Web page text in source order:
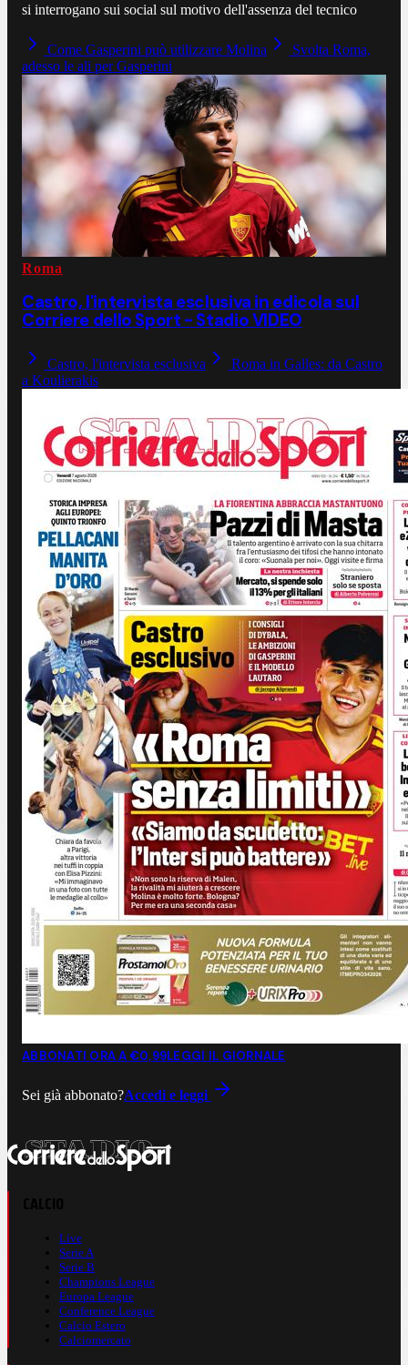
si interrogano sui social sul motivo dell'assenza del tecnico
Come Gasperini può utilizzare Molina
Svolta Roma,
adesso le ali per Gasperini
Roma
Castro, l'intervista esclusiva in edicola sul
Corriere dello Sport - Stadio VIDEO
Castro, l'intervista esclusiva
Roma in Galles: da Castro
a Koulierakis
ABBONATI ORA A €0,99LEGGI IL GIORNALE
Sei già abbonato?Accedi e leggi
Live
Serie A
Serie B
Champions League
Europa League
Conference League
Calcio Estero
Calciomercato